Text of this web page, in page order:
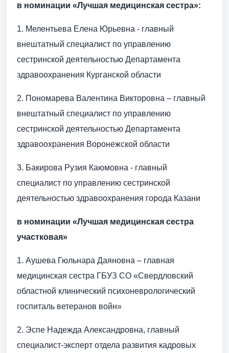
в номинации «Лучшая медицинская сестра»:
1. Мелентьева Елена Юрьевна - главный
внештатный специалист по управлению
сестринской деятельностью Департамента
здравоохранения Курганской области
2. Пономарева Валентина Викторовна – главный
внештатный специалист по управлению
сестринской деятельностью Департамента
здравоохранения Воронежской области
3. Бакирова Рузия Каюмовна - главный
специалист по управлению сестринской
деятельностью здравоохранения города Казани
в номинации «Лучшая медицинская сестра
участковая»
1. Аушева Гюльнара Даяновна – главная
медицинская сестра ГБУЗ СО «Свердловский
областной клинический психоневрологический
госпиталь ветеранов войн»
2. Эспе Надежда Александровна, главный
специалист-эксперт отдела развития кадровых